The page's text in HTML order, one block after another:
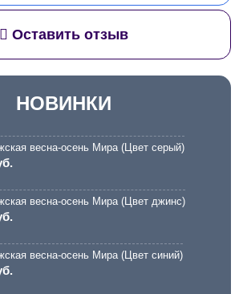
Оставить отзыв
НОВИНКИ
весна-осень Мира (Цвет серый)
весна-осень Мира (Цвет джинс)
весна-осень Мира (Цвет синий)